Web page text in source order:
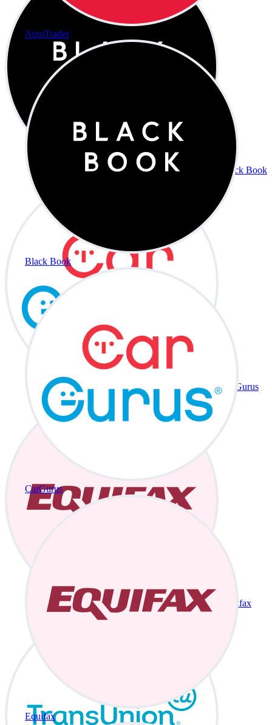
AutoTrader
Black Book
CarGurus
Equifax
Black Book
CarGurus
Equifax